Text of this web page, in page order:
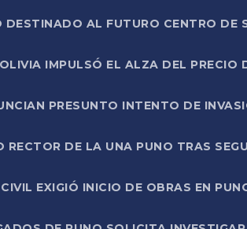
DESTINADO AL FUTURO CENTRO DE
IMPULSÓ EL ALZA DEL
PRESUNTO INTENTO DE
RECTOR DE LA UNA PUNO TRAS
EXIGIÓ INICIO DE OBRAS EN